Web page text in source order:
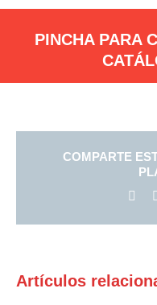
PINCHA PARA
COMPARTE
Artículos